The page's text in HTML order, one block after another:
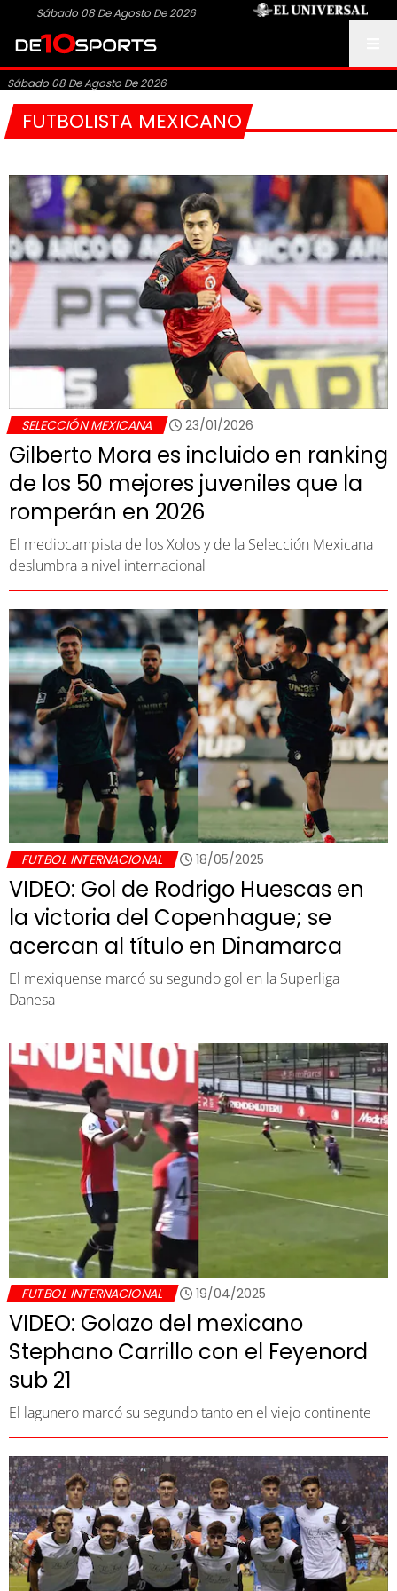
Sábado 08 De Agosto De 2026
Sábado 08 De Agosto De 2026
FUTBOLISTA MEXICANO
SELECCIÓN MEXICANA 23/01/2026
Gilberto Mora es incluido en ranking
de los 50 mejores juveniles que la
romperán en 2026
El mediocampista de los Xolos y de la Selección Mexicana
deslumbra a nivel internacional
FUTBOL INTERNACIONAL 18/05/2025
VIDEO: Gol de Rodrigo Huescas en
la victoria del Copenhague; se
acercan al título en Dinamarca
El mexiquense marcó su segundo gol en la Superliga
Danesa
FUTBOL INTERNACIONAL 19/04/2025
VIDEO: Golazo del mexicano
Stephano Carrillo con el Feyenord
sub 21
El lagunero marcó su segundo tanto en el viejo continente